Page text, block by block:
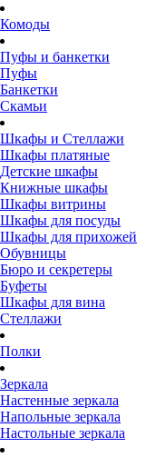
Комоды
Пуфы и банкетки
Пуфы
Банкетки
Скамьи
Шкафы и Стеллажи
Шкафы платяные
Детские шкафы
Книжные шкафы
Шкафы витрины
Шкафы для посуды
Шкафы для прихожей
Обувницы
Бюро и секретеры
Буфеты
Шкафы для вина
Стеллажи
Полки
Зеркала
Настенные зеркала
Напольные зеркала
Настольные зеркала